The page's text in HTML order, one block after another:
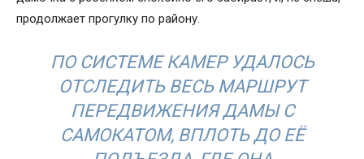
продолжает прогулку по району.
ПО СИСТЕМЕ КАМЕР УДАЛОСЬ
ОТСЛЕДИТЬ ВЕСЬ МАРШРУТ
ПЕРЕДВИЖЕНИЯ ДАМЫ С
САМОКАТОМ, ВПЛОТЬ ДО ЕЁ